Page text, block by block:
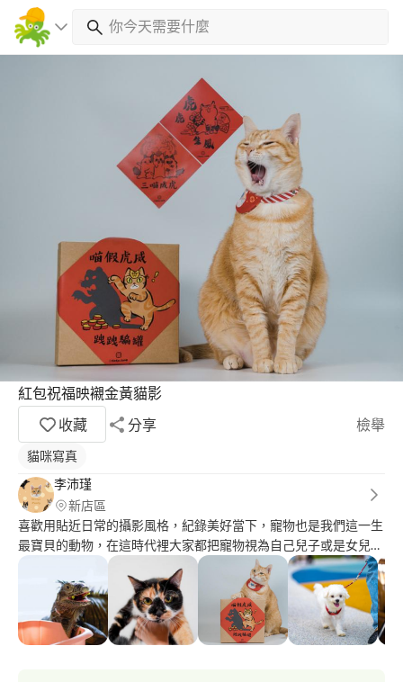
紅包祝福映襯金黃貓影
收藏
分享 檢舉
貓咪寫真
李沛瑾
新店區
喜歡用貼近日常的攝影風格，紀錄美好當下，寵物也是我們這一生
最寶貝的動物，在這時代裡大家都把寵物視為自己兒子或是女兒，
雖然牠們的生命比我們短暫，利用攝影方式拍出當下最值得紀念的
畫面，讓攝影不僅是珍藏紀念，亦可客製成獨一無二的商品，讓毛
孩的影像時時陪伴在你身邊。 拍攝內容： 全家福／寵物寫真／外
拍服務／寵物派對拍攝／ 免費中途拍攝／到府服務，皆可討論。
更多作品集可參考 instagram: